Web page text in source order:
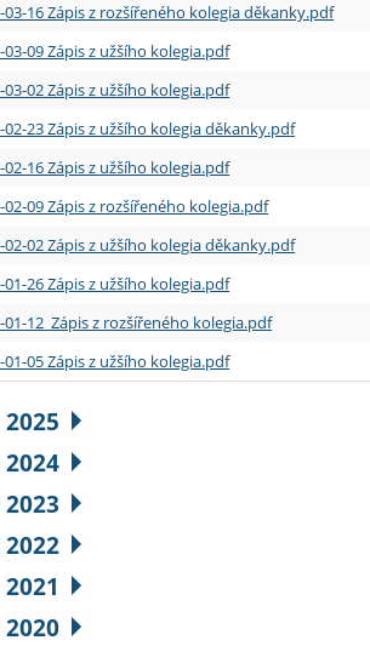
03-16 Zápis z rozšířeného kolegia děkanky.pdf
03-09 Zápis z užšího kolegia.pdf
03-02 Zápis z užšího kolegia.pdf
02-23 Zápis z užšího kolegia děkanky.pdf
02-16 Zápis z užšího kolegia.pdf
02-09 Zápis z rozšířeného kolegia.pdf
02-02 Zápis z užšího kolegia děkanky.pdf
01-26 Zápis z užšího kolegia.pdf
01-12 Zápis z rozšířeného kolegia.pdf
01-05 Zápis z užšího kolegia.pdf